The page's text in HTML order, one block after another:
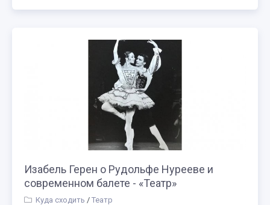
Изабель Герен о Рудольфе Нурееве и
современном балете - «Театр»
Куда сходить / Театр